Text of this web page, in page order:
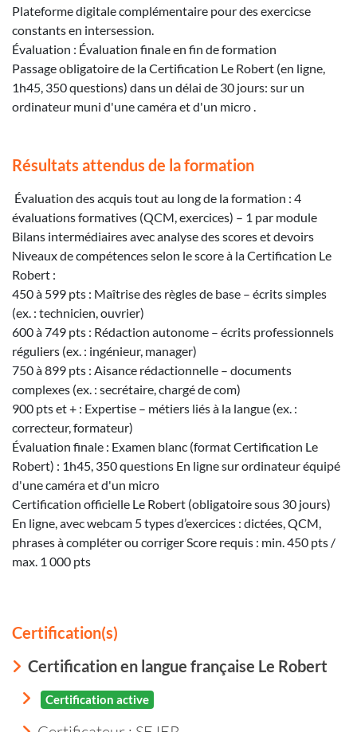
Plateforme digitale complémentaire pour des exercicse
constants en intersession.
Évaluation : Évaluation finale en fin de formation
Passage obligatoire de la Certification Le Robert (en ligne,
1h45, 350 questions) dans un délai de 30 jours: sur un
ordinateur muni d'une caméra et d'un micro .
Résultats attendus de la formation
Évaluation des acquis tout au long de la formation : 4
évaluations formatives (QCM, exercices) – 1 par module
Bilans intermédiaires avec analyse des scores et devoirs
Niveaux de compétences selon le score à la Certification Le
Robert :
450 à 599 pts : Maîtrise des règles de base – écrits simples
(ex. : technicien, ouvrier)
600 à 749 pts : Rédaction autonome – écrits professionnels
réguliers (ex. : ingénieur, manager)
750 à 899 pts : Aisance rédactionnelle – documents
complexes (ex. : secrétaire, chargé de com)
900 pts et + : Expertise – métiers liés à la langue (ex. :
correcteur, formateur)
Évaluation finale : Examen blanc (format Certification Le
Robert) : 1h45, 350 questions En ligne sur ordinateur équipé
d'une caméra et d'un micro
Certification officielle Le Robert (obligatoire sous 30 jours)
En ligne, avec webcam 5 types d’exercices : dictées, QCM,
phrases à compléter ou corriger Score requis : min. 450 pts /
max. 1 000 pts
Certification(s)
Certification en langue française Le Robert
Certification active